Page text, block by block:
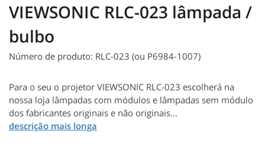
VIEWSONIC RLC-023 lâmpada /
bulbo
Número de produto: RLC-023 (ou P6984-1007)
Para o seu o projetor VIEWSONIC RLC-023 escolherá na
nossa loja lâmpadas com módulos e lâmpadas sem módulo
dos fabricantes originais e não originais...